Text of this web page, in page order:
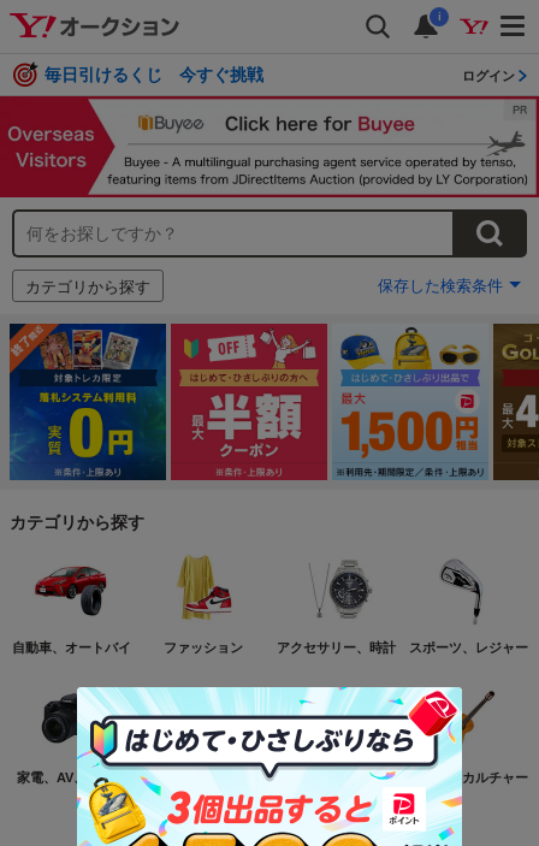
i
毎日引けるくじ 今すぐ挑戦 ログイン
カテゴリから探す 保存した検索条件
カテゴリから探す
自動車、オートバイ ファッション アクセサリー、時計 スポーツ、レジャー
家電、AV、カメラ コンピュータ おもちゃ、ゲーム ホビー、カルチャー
もっと見る